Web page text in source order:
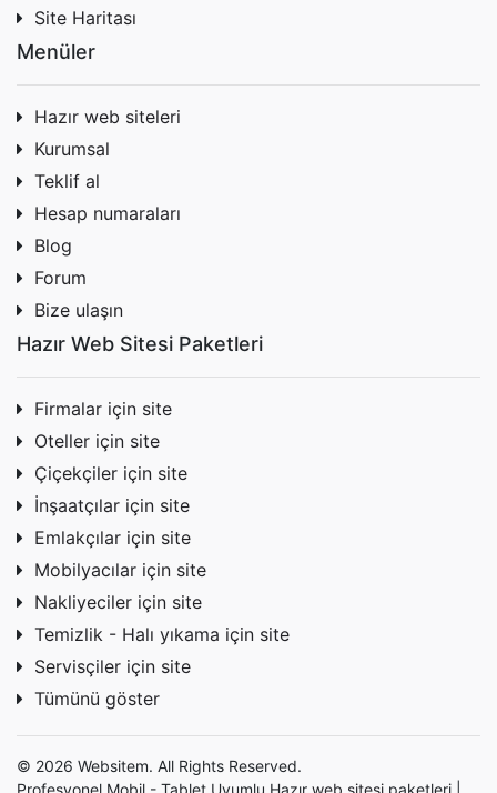
Site Haritası
Menüler
Hazır web siteleri
Kurumsal
Teklif al
Hesap numaraları
Blog
Forum
Bize ulaşın
Hazır Web Sitesi Paketleri
Firmalar için site
Oteller için site
Çiçekçiler için site
İnşaatçılar için site
Emlakçılar için site
Mobilyacılar için site
Nakliyeciler için site
Temizlik - Halı yıkama için site
Servisçiler için site
Tümünü göster
© 2026 Websitem. All Rights Reserved.